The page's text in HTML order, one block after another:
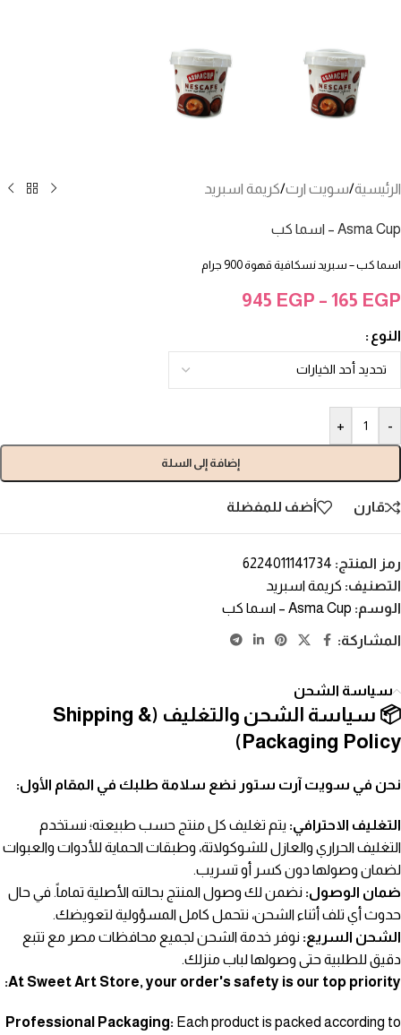
الرئيسية/سويت ارت/كريمة اسبريد
Asma Cup – اسما كب
اسما كب – سبريد نسكافية قهوة 900 جرام
165 EGP
–
945 EGP
النوع
-
+
إضافة إلى السلة
قارن أضف للمفضلة
رمز المنتج: 6224011141734
التصنيف: كريمة اسبريد
الوسم: Asma Cup – اسما كب
المشاركة:
سياسة الشحن
📦 سياسة الشحن والتغليف (Shipping &
Packaging Policy)
نحن في سويت آرت ستور نضع سلامة طلبك في المقام الأول:
التغليف الاحترافي: يتم تغليف كل منتج حسب طبيعته؛ نستخدم
التغليف الحراري والعازل للشوكولاتة، وطبقات الحماية للأدوات والعبوات
لضمان وصولها دون كسر أو تسريب.
ضمان الوصول: نضمن لك وصول المنتج بحالته الأصلية تماماً. في حال
حدوث أي تلف أثناء الشحن، نتحمل كامل المسؤولية لتعويضك.
الشحن السريع: نوفر خدمة الشحن لجميع محافظات مصر مع تتبع
دقيق للطلبية حتى وصولها لباب منزلك.
At Sweet Art Store, your order's safety is our top priority:
Professional Packaging: Each product is packed according to